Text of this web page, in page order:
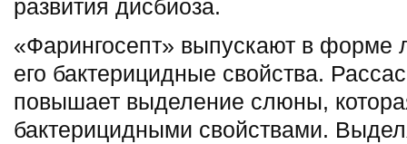
развития дисбиоза.
«Фарингосепт» выпускают в форме
его бактерицидные свойства.
повышает выделение слюны,
бактерицидными свойствами.